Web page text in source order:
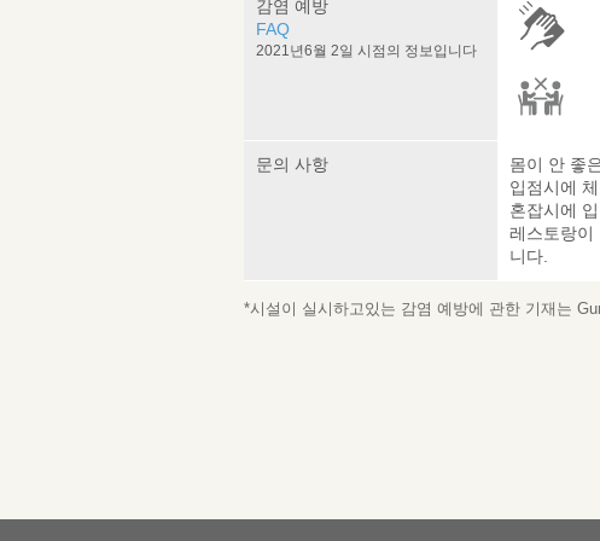
감염 예방
FAQ
2021년6월 2일 시점의 정보입니다
문의 사항
몸이 안 좋
입점시에
혼잡시에
레스토랑이
니다.
*시설이 실시하고있는 감염 예방에 관한 기재는